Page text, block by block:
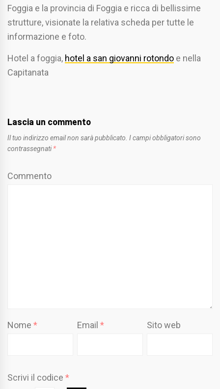
Foggia e la provincia di Foggia e ricca di bellissime
strutture, visionate la relativa scheda per tutte le
informazione e foto.
Hotel a foggia, hotel a san giovanni rotondo e nella
Capitanata
Lascia un commento
Il tuo indirizzo email non sarà pubblicato. I campi obbligatori sono
contrassegnati *
Commento
Nome * Email* Sito web
Scrivi il codice *